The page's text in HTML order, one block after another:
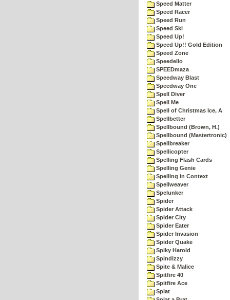
Speed Matter
Speed Racer
Speed Run
Speed Ski
Speed Up!
Speed Up!! Gold Edition
Speed Zone
Speedello
SPEEDmaza
Speedway Blast
Speedway One
Spell Diver
Spell Me
Spell of Christmas Ice, A
Spellbetter
Spellbound (Brown, H.)
Spellbound (Mastertronic)
Spellbreaker
Spellicopter
Spelling Flash Cards
Spelling Genie
Spelling in Context
Spellweaver
Spelunker
Spider
Spider Attack
Spider City
Spider Eater
Spider Invasion
Spider Quake
Spiky Harold
Spindizzy
Spite & Malice
Spitfire 40
Spitfire Ace
Splat